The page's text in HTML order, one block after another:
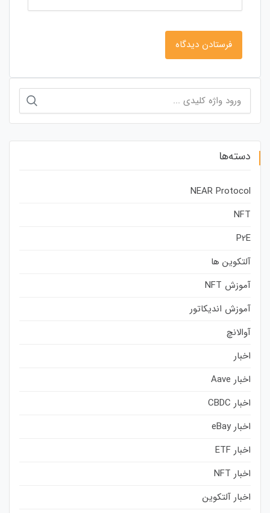
برای:
دسته‌ها
NEAR Protocol
NFT
P2E
آلتکوین ها
آموزش NFT
آموزش اندیکاتور
آوالانچ
اخبار
اخبار Aave
اخبار CBDC
اخبار eBay
اخبار ETF
اخبار NFT
اخبار آلتکوین